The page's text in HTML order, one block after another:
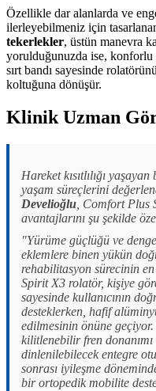
Özellikle dar alanlarda ve
ilerleyebilmeniz için
tekerlekler, üstün manevra
yorulduğunuzda ise, konforlu
sırt bandı sayesinde
koltuğuna dönüşür.
Klinik Uzman
Hareket kısıtlılığı
yaşam süreçlerini
Develioğlu, Comfort Plus
avantajlarını şu şekilde
"Yürüme güçlüğü ve
eklemlere binen yükün
rehabilitasyon sürecinin
Spirit X3 rolatör, kişiye
sayesinde kullanıcının
desteklerken, hafif
edilmesinin önüne
kilitlenebilir fren
dinlenilebilecek entegre
sonrası iyileşme
bir ortopedik mobilite